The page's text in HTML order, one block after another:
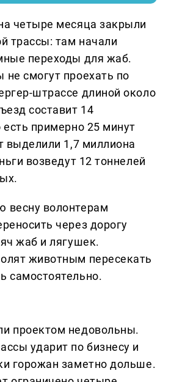
четыре месяца закрыли
трассы: там начали
переходы для жаб.
смогут проехать по
штрассе длиной около
составит 14
есть примерно 25 минут
выделили 1,7 миллиона
возведут 12 тоннелей
весну волонтерам
через дорогу
жаб и лягушек.
животным пересекать
самостоятельно.
проектом недовольны.
ударит по бизнесу и
горожан заметно дольше.